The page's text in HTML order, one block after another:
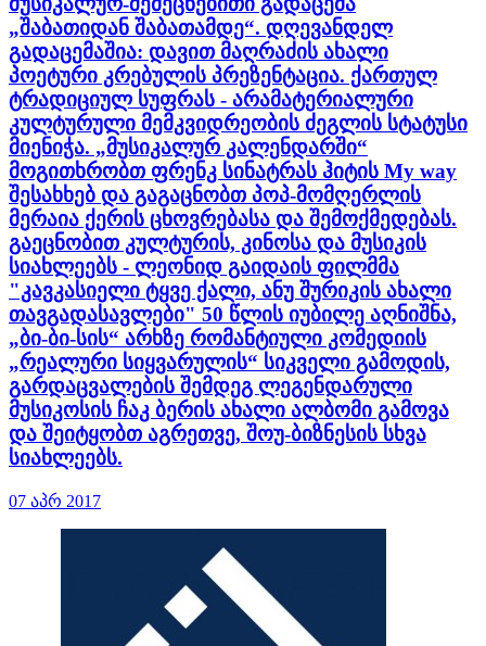
„შაბათიდან შაბათამდე“. დღევანდელ
გადაცემაშია: დავით მაღრაძის ახალი
პოეტური კრებულის პრეზენტაცია. ქართულ
ტრადიციულ სუფრას - არამატერიალური
კულტურული მემკვიდრეობის ძეგლის სტატუსი
მიენიჭა. „მუსიკალურ კალენდარში“
მოგითხრობთ ფრენკ სინატრას ჰიტის My way
შესახხებ და გაგაცნობთ პოპ-მომღერლის
მერაია ქერის ცხოვრებასა და შემოქმედებას.
გაეცნობით კულტურის, კინოსა და მუსიკის
სიახლეებს - ლეონიდ გაიდაის ფილმმა
"კავკასიელი ტყვე ქალი, ანუ შურიკის ახალი
თავგადასავლები" 50 წლის იუბილე აღნიშნა,
„ბი-ბი-სის“ არხზე რომანტიული კომედიის
„რეალური სიყვარულის“ სიკველი გამოდის,
გარდაცვალების შემდეგ ლეგენდარული
მუსიკოსის ჩაკ ბერის ახალი ალბომი გამოვა
და შეიტყობთ აგრეთვე, შოუ-ბიზნესის სხვა
სიახლეებს.
07 აპრ 2017